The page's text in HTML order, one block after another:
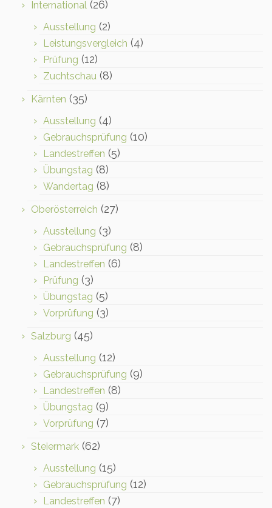
International (26)
Ausstellung (2)
Leistungsvergleich (4)
Prüfung (12)
Zuchtschau (8)
Kärnten (35)
Ausstellung (4)
Gebrauchsprüfung (10)
Landestreffen (5)
Übungstag (8)
Wandertag (8)
Oberösterreich (27)
Ausstellung (3)
Gebrauchsprüfung (8)
Landestreffen (6)
Prüfung (3)
Übungstag (5)
Vorprüfung (3)
Salzburg (45)
Ausstellung (12)
Gebrauchsprüfung (9)
Landestreffen (8)
Übungstag (9)
Vorprüfung (7)
Steiermark (62)
Ausstellung (15)
Gebrauchsprüfung (12)
Landestreffen (7)